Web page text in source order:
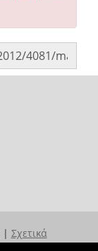
| Σχετικά